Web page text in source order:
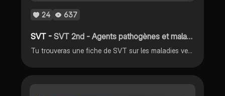
24 637
SVT -SVT 2nd - Agents pathogènes et maladies vectorielles
Tu trouveras une fiche de SVT sur les maladies vectorielles et les ahaneras pathogènes. Elle s’appuie sur deux exemples (le VIH et le paludisme) mais j’énonce également, plus rapidement, d’autres exemples tout aussi connus.